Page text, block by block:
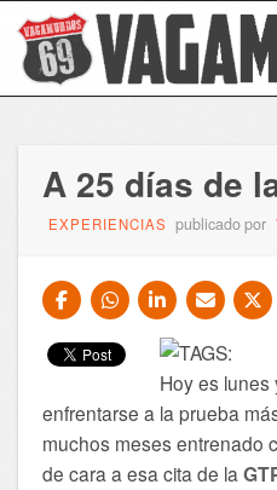
A 25 días de
EXPERIENCIAS publicado por
Hoy es lunes
enfrentarse a la prueba
muchos meses entrenado
de cara a esa cita de la